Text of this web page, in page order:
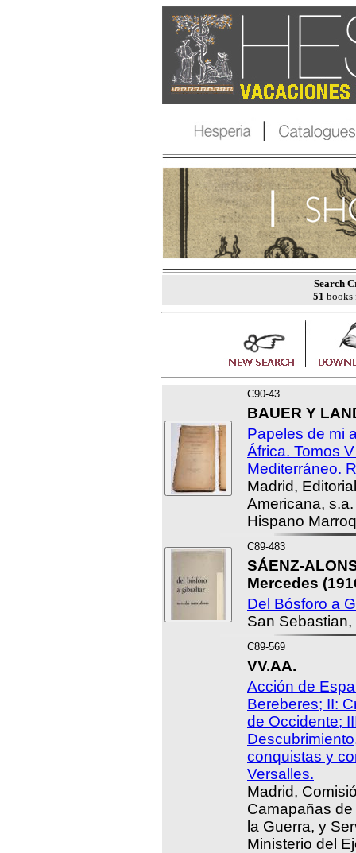
Search
51
C90-43
BAUER Y
Papeles de mi
África. Tomos
Mediterráneo.
Madrid,
Americana,
Hispano
C89-483
SÁENZ-
Mercedes
Del Bósforo a
San
C89-569
VV.AA.
Acción de
Bereberes; II:
de Occidente;
conquistas y
Versalles.
Madrid,
Camapañas
la Guerra, y
Ministerio del